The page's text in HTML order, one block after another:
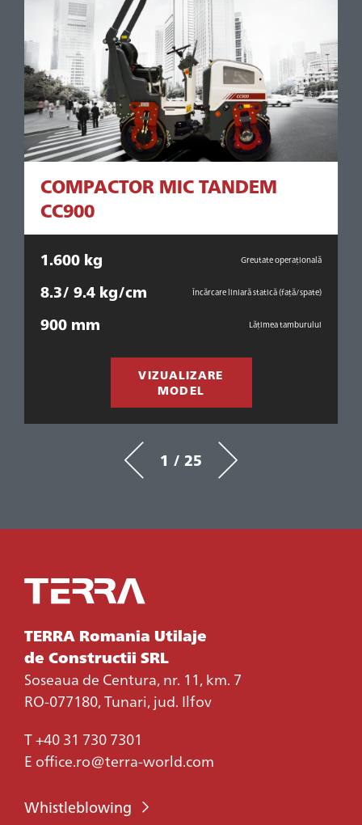
COMPACTOR MIC TANDEM
CC900
1.600 kg Greutate operațională
8.3/ 9.4 kg/cm Încărcare liniară statică (față/spate)
900 mm Lățimea tamburului
VIZUALIZARE
MODEL
1 / 25
TERRA Romania Utilaje
de Constructii SRL
Soseaua de Centura, nr. 11, km. 7
RO-077180, Tunari, jud. Ilfov
T+40 31 730 7301
E office.ro@terra-world.com
Whistleblowing